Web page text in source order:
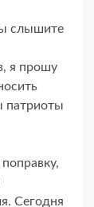
слышите
я прошу
патриоты
Сегодня